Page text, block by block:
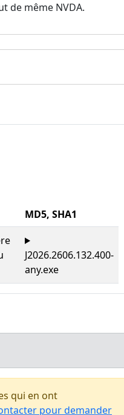
de même NVDA.
MD5, SHA1
J2026.2606.132.400-
any.exe
qui en ont
pour demander